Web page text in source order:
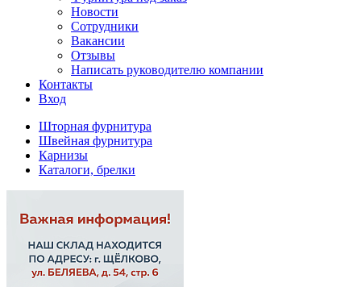
Новости
Сотрудники
Вакансии
Отзывы
Написать руководителю компании
Контакты
Вход
Шторная фурнитура
Швейная фурнитура
Карнизы
Каталоги, брелки